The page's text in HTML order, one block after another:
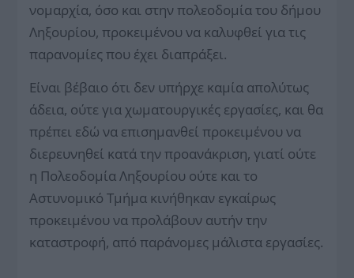
νομαρχία, όσο και στην πολεοδομία του δήμου
Ληξουρίου, προκειμένου να καλυφθεί για τις
παρανομίες που έχει διαπράξει.
Είναι βέβαιο ότι δεν υπήρχε καμία απολύτως
άδεια, ούτε για χωματουργικές εργασίες, και θα
πρέπει εδώ να επισημανθεί προκειμένου να
διερευνηθεί κατά την προανάκριση, γιατί ούτε
η Πολεοδομία Ληξουρίου ούτε και το
Αστυνομικό Τμήμα κινήθηκαν εγκαίρως
προκειμένου να προλάβουν αυτήν την
καταστροφή, από παράνομες μάλιστα εργασίες.